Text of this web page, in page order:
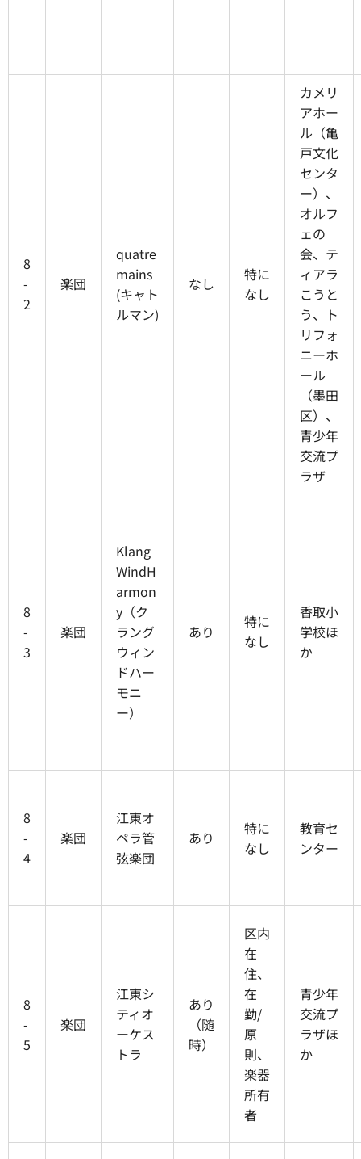
8
-
2
楽団
quatre
mains
(キャト
ルマン)
なし
特に
なし
カメリ
アホー
ル（亀
戸文化
センタ
ー）、
オルフ
ェの
会、テ
ィアラ
こうと
う、ト
リフォ
ニーホ
ール
（墨田
区）、
青少年
交流プ
ラザ
8
-
3
楽団
Klang
WindH
armon
y（ク
ラング
ウィン
ドハー
モニ
ー）
あり
特に
なし
香取小
学校ほ
か
8
-
4
楽団
江東オ
ペラ管
弦楽団
あり
特に
なし
教育セ
ンター
8
-
5
楽団
江東シ
ティオ
ーケス
トラ
あり
（随
時）
区内
在
住、
在
勤/
原
則、
楽器
所有
者
青少年
交流プ
ラザほ
か